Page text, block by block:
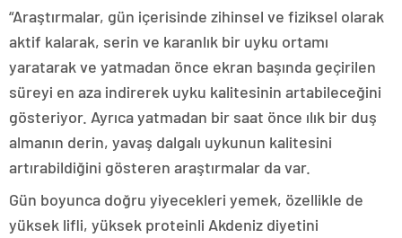
“Araştırmalar, gün içerisinde zihinsel ve fiziksel olarak
aktif kalarak, serin ve karanlık bir uyku ortamı
yaratarak ve yatmadan önce ekran başında geçirilen
süreyi en aza indirerek uyku kalitesinin artabileceğini
gösteriyor. Ayrıca yatmadan bir saat önce ılık bir duş
almanın derin, yavaş dalgalı uykunun kalitesini
artırabildiğini gösteren araştırmalar da var.
Gün boyunca doğru yiyecekleri yemek, özellikle de
yüksek lifli, yüksek proteinli Akdeniz diyetini